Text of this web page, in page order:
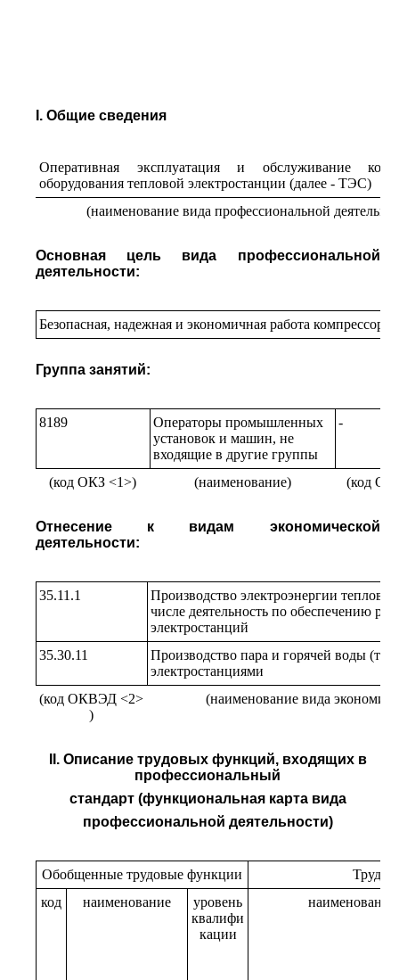
I. Общие сведения
Оперативная эксплуатация и обслуживание
оборудования тепловой электростанции (далее - ТЭС)
(наименование вида профессиональной
Основная цель вида профессиональной
деятельности:
Безопасная, надежная и экономичная работа
Группа занятий:
8189
Операторы промышленных
установок и машин, не
входящие в другие группы
-
(код ОКЗ <1>) (наименование) (код
Отнесение к видам экономической
деятельности:
35.11.1
Производство электроэнергии
числе деятельность по обеспечению
электростанций
35.30.11
Производство пара и горячей воды
электростанциями
(код ОКВЭД <2>
)
(наименование вида
II. Описание трудовых функций, входящих в
профессиональный
стандарт (функциональная карта вида
профессиональной деятельности)
Обобщенные трудовые функции
код
наименование
уровень
квалифи
кации
наименование